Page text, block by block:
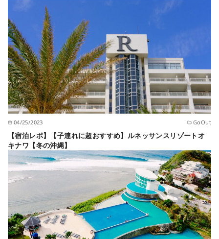
04/25/2023 GoOut
【宿泊レポ】【子連れに超おすすめ】ルネッサンスリゾートオ
キナワ【冬の沖縄】